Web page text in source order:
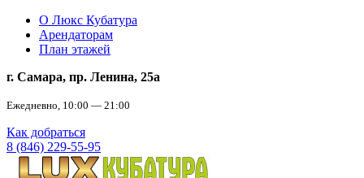
О Люкс Кубатура
Арендаторам
План этажей
г. Самара, пр. Ленина, 25а
Ежедневно, 10:00 — 21:00
Как добраться
8 (846) 229-55-95